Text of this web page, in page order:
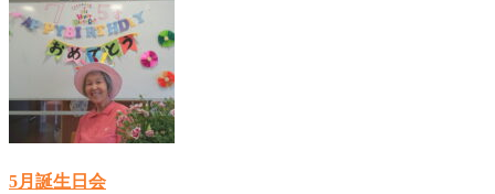
5月誕生日会